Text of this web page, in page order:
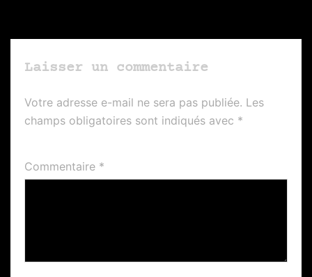
Laisser un commentaire
Votre adresse e-mail ne sera pas publiée. Les
champs obligatoires sont indiqués avec *
Commentaire *